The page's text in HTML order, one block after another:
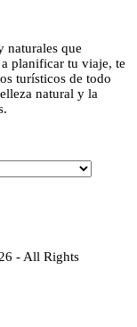
naturales que
planificar tu viaje, te
turísticos de todo
natural y la
- All Rights